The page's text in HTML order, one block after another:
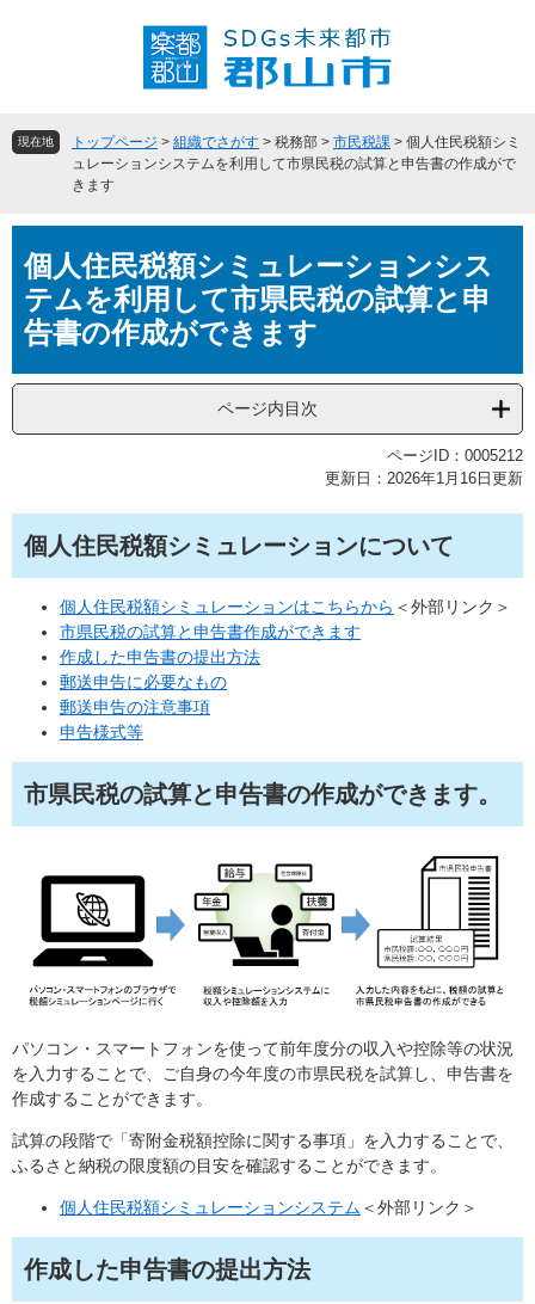
頭
飛現在地 トップページ > 組織でさがす > 税務部 > 市民税課 > 個人住民税額シミ
ュレーションシステムを利用して市県民税の試算と申告書の作成がで
きます
文個人住民税額シミュレーションシス
テムを利用して市県民税の試算と申
告書の作成ができます
ページ内目次
ページID：0005212
更新日：2026年1月16日更新
個人住民税額シミュレーションについて
個人住民税額シミュレーションはこちらから ＜外部リンク＞
市県民税の試算と申告書作成ができます
作成した申告書の提出方法
郵送申告に必要なもの
郵送申告の注意事項
申告様式等
市県民税の試算と申告書の作成ができます。
パソコン・スマートフォンを使って前年度分の収入や控除等の状況
を入力することで、ご自身の今年度の市県民税を試算し、申告書を
作成することができます。
試算の段階で「寄附金税額控除に関する事項」を入力することで、
ふるさと納税の限度額の目安を確認することができます。
個人住民税額シミュレーションシステム ＜外部リンク＞
作成した申告書の提出方法